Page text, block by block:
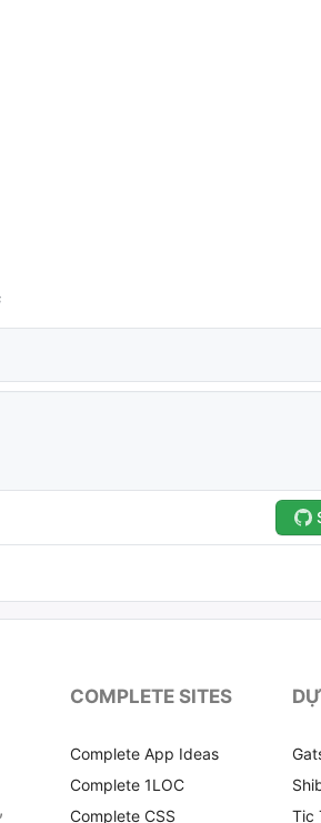
,
COMPLETE SITES
Complete App Ideas
Complete 1LOC
Complete CSS
Tic